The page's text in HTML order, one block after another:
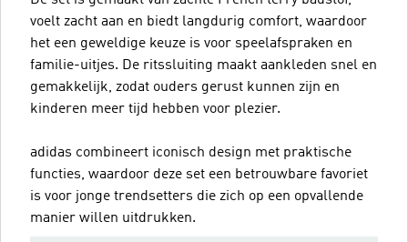
voelt zacht aan en biedt langdurig comfort, waardoor
het een geweldige keuze is voor speelafspraken en
familie-uitjes. De ritssluiting maakt aankleden snel en
gemakkelijk, zodat ouders gerust kunnen zijn en
kinderen meer tijd hebben voor plezier.
adidas combineert iconisch design met praktische
functies, waardoor deze set een betrouwbare favoriet
is voor jonge trendsetters die zich op een opvallende
manier willen uitdrukken.